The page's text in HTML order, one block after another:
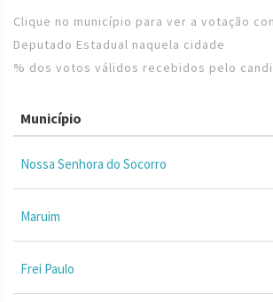
Clique no município para ver a votação
Deputado Estadual naquela cidade
% dos votos válidos recebidos pelo
Município
Nossa Senhora do Socorro
Maruim
Frei Paulo